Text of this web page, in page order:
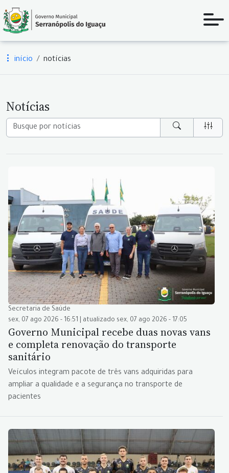
início notícias
Notícias
Secretaria de Saúde
sex, 07 ago 2026 - 16:51 | atualizado sex, 07 ago 2026 - 17:05
Governo Municipal recebe duas novas vans
e completa renovação do transporte
sanitário
Veículos integram pacote de três vans adquiridas para
ampliar a qualidade e a segurança no transporte de
pacientes